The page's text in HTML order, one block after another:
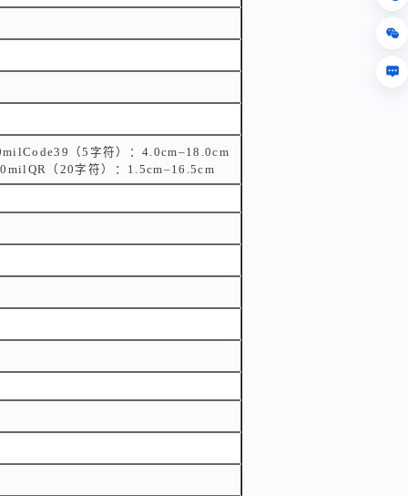
（5字符）：4.0cm–18.0cm
（20字符）：1.5cm–16.5cm